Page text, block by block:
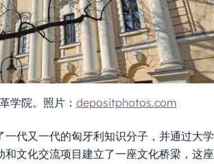
学院。照片： depositphotos.com
一代又一代的匈牙利知识分子，并通过大学
和文化交流项目建立了一座文化桥梁，这座